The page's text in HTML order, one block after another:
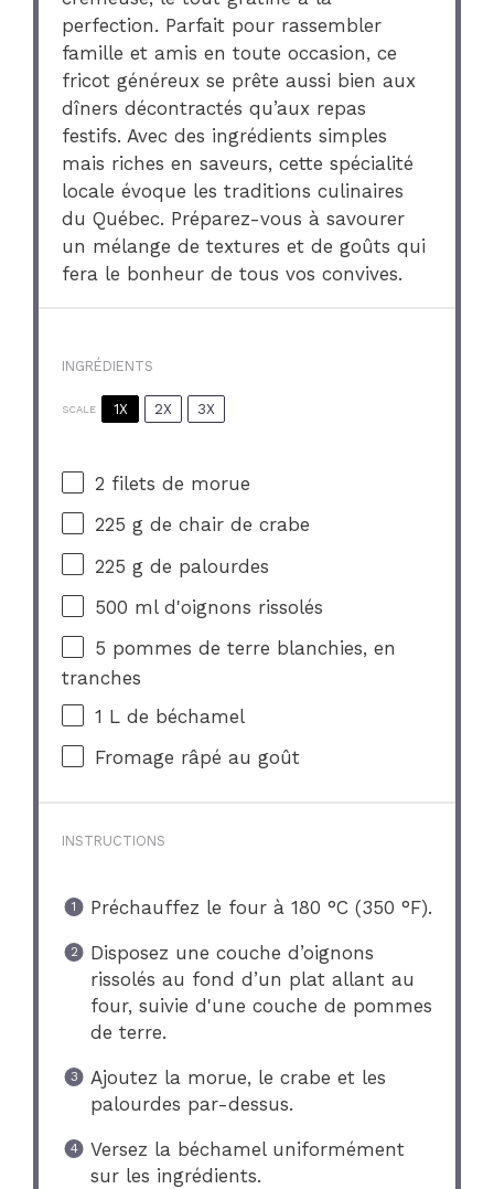
perfection. Parfait pour rassembler
famille et amis en toute occasion, ce
fricot généreux se prête aussi bien aux
dîners décontractés qu’aux repas
festifs. Avec des ingrédients simples
mais riches en saveurs, cette spécialité
locale évoque les traditions culinaires
du Québec. Préparez-vous à savourer
un mélange de textures et de goûts qui
fera le bonheur de tous vos convives.
INGRÉDIENTS
SCALE 1X 2X 3X
2 filets de morue
225 g de chair de crabe
225 g de palourdes
500 ml d'oignons rissolés
5 pommes de terre blanchies, en
tranches
1 L de béchamel
Fromage râpé au goût
INSTRUCTIONS
Préchauffez le four à 180 °C (350 °F).
Disposez une couche d’oignons
rissolés au fond d’un plat allant au
four, suivie d'une couche de pommes
de terre.
Ajoutez la morue, le crabe et les
palourdes par-dessus.
Versez la béchamel uniformément
sur les ingrédients.